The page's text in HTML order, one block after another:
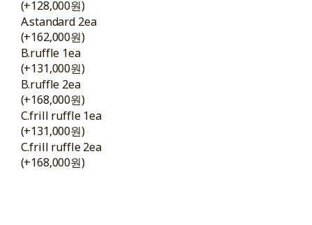
(+128,000원)
A.standard 2ea
(+162,000원)
B.ruffle 1ea
(+131,000원)
B.ruffle 2ea
(+168,000원)
C.frill ruffle 1ea
(+131,000원)
C.frill ruffle 2ea
(+168,000원)